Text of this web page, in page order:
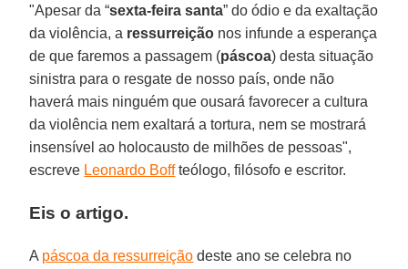
"Apesar da “sexta-feira santa” do ódio e da exaltação
da violência, a ressurreição nos infunde a esperança
de que faremos a passagem (páscoa) desta situação
sinistra para o resgate de nosso país, onde não
haverá mais ninguém que ousará favorecer a cultura
da violência nem exaltará a tortura, nem se mostrará
insensível ao holocausto de milhões de pessoas",
escreve Leonardo Boffteólogo, filósofo e escritor.
Eis o artigo.
A páscoa da ressurreição deste ano se celebra no